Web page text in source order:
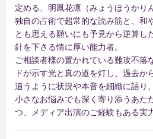
定める、明鳳花凛（みょうほうかり
独自の占術で超常的な読み筋と、和
とも思える願いにも予見から逆算し
針を下さる情に厚い能力者。
ご相談者様の置かれている難攻不落
ドが示す光と真の道を灯し、過去か
追うように状況や本音を細緻に語り
小さなお悩みでも深く寄り添うあた
つ、メディア出演のご経験もある実